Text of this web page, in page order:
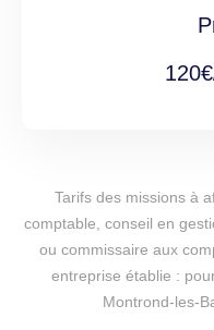
Tarifs des missions à
comptable, conseil en
ou commissaire aux
entreprise établie :
Montrond-les-